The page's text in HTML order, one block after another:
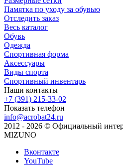
Памятка по уходу за обувью
Отследить заказ
Весь каталог
Обувь
Одежда
Спортивная форма
Аксессуары
Виды спорта
Спортивный инвентарь
Наши контакты
+7 (391) 215-33-02
Показать телефон
info@acrobat24.ru
2012 - 2026 © Официальный
MIZUNO
Вконтакте
YouTube